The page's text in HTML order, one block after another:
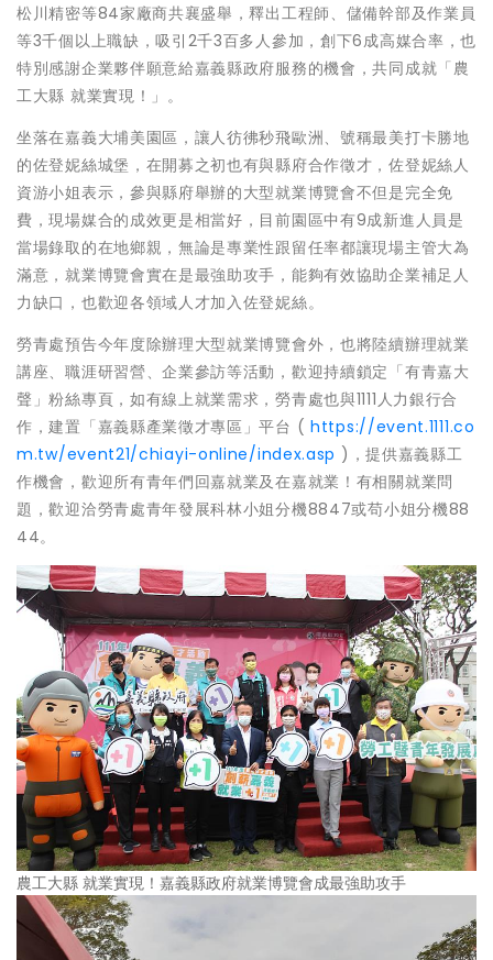
松川精密等84家廠商共襄盛舉，釋出工程師、儲備幹部及作業員
等3千個以上職缺，吸引2千3百多人參加，創下6成高媒合率，也
特別感謝企業夥伴願意給嘉義縣政府服務的機會，共同成就「農
工大縣 就業實現！」。
坐落在嘉義大埔美園區，讓人彷彿秒飛歐洲、號稱最美打卡勝地
的佐登妮絲城堡，在開募之初也有與縣府合作徵才，佐登妮絲人
資游小姐表示，參與縣府舉辦的大型就業博覽會不但是完全免
費，現場媒合的成效更是相當好，目前園區中有9成新進人員是
當場錄取的在地鄉親，無論是專業性跟留任率都讓現場主管大為
滿意，就業博覽會實在是最強助攻手，能夠有效協助企業補足人
力缺口，也歡迎各領域人才加入佐登妮絲。
勞青處預告今年度除辦理大型就業博覽會外，也將陸續辦理就業
講座、職涯研習營、企業參訪等活動，歡迎持續鎖定「有青嘉大
聲」粉絲專頁，如有線上就業需求，勞青處也與1111人力銀行合
作，建置「嘉義縣產業徵才專區」平台 ( https://event.1111.co
m.tw/event21/chiayi-online/index.asp )，提供嘉義縣工
作機會，歡迎所有青年們回嘉就業及在嘉就業！有相關就業問
題，歡迎洽勞青處青年發展科林小姐分機8847或苟小姐分機88
44。
農工大縣 就業實現！嘉義縣政府就業博覽會成最強助攻手